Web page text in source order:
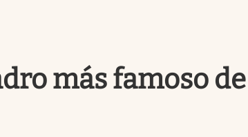
más famoso